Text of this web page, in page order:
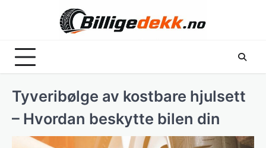
Tyveribølge av kostbare hjulsett
– Hvordan beskytte bilen din